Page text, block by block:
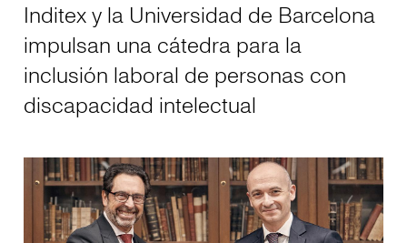
Inditex y la Universidad de Barcelona
impulsan una cátedra para la
inclusión laboral de personas con
discapacidad intelectual